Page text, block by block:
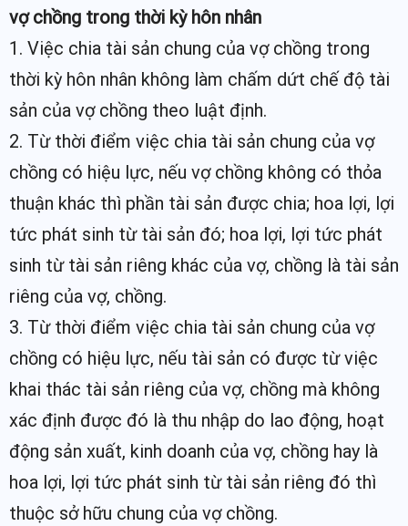
vợ chồng trong thời kỳ hôn nhân
1. Việc chia tài sản chung của vợ chồng trong
thời kỳ hôn nhân không làm chấm dứt chế độ tài
sản của vợ chồng theo luật định.
2. Từ thời điểm việc chia tài sản chung của vợ
chồng có hiệu lực, nếu vợ chồng không có thỏa
thuận khác thì phần tài sản được chia; hoa lợi, lợi
tức phát sinh từ tài sản đó; hoa lợi, lợi tức phát
sinh từ tài sản riêng khác của vợ, chồng là tài sản
riêng của vợ, chồng.
3. Từ thời điểm việc chia tài sản chung của vợ
chồng có hiệu lực, nếu tài sản có được từ việc
khai thác tài sản riêng của vợ, chồng mà không
xác định được đó là thu nhập do lao động, hoạt
động sản xuất, kinh doanh của vợ, chồng hay là
hoa lợi, lợi tức phát sinh từ tài sản riêng đó thì
thuộc sở hữu chung của vợ chồng.